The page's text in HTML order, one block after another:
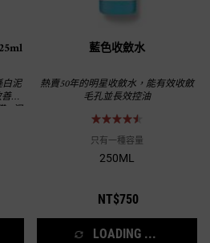
泥
毛
粉
藍色收斂水
熱賣50年的明星收斂水，能有效收斂
毛孔並長效控油
只有一種容量
250ML
NT$750
LOADING ...